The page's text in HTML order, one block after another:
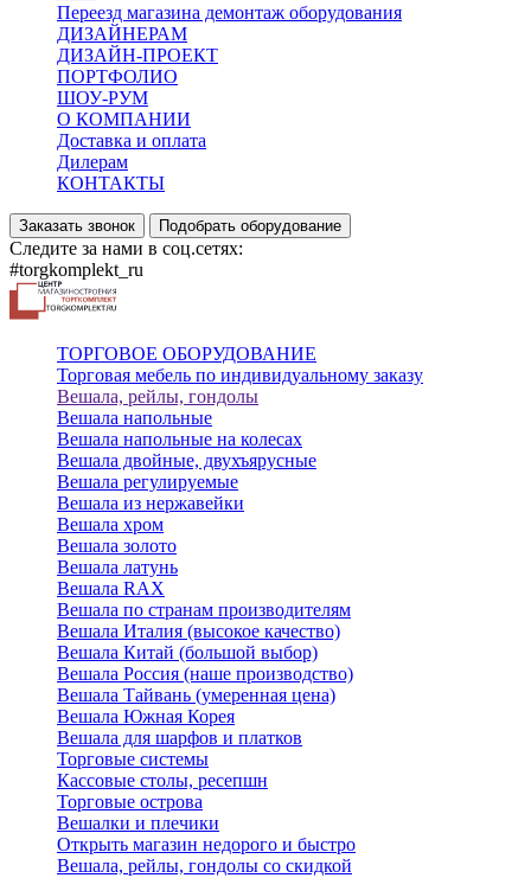
Переезд магазина демонтаж оборудования
ДИЗАЙНЕРАМ
ДИЗАЙН-ПРОЕКТ
ПОРТФОЛИО
ШОУ-РУМ
О КОМПАНИИ
Доставка и оплата
Дилерам
КОНТАКТЫ
Заказать звонок Подобрать оборудование
Следите за нами в соц.сетях:
#torgkomplekt_ru
ТОРГОВОЕ ОБОРУДОВАНИЕ
Торговая мебель по индивидуальному заказу
Вешала, рейлы, гондолы
Вешала напольные
Вешала напольные на колесах
Вешала двойные, двухъярусные
Вешала регулируемые
Вешала из нержавейки
Вешала хром
Вешала золото
Вешала латунь
Вешала RAX
Вешала по странам производителям
Вешала Италия (высокое качество)
Вешала Китай (большой выбор)
Вешала Россия (наше производство)
Вешала Тайвань (умеренная цена)
Вешала Южная Корея
Вешала для шарфов и платков
Торговые системы
Кассовые столы, ресепшн
Торговые острова
Вешалки и плечики
Открыть магазин недорого и быстро
Вешала, рейлы, гондолы со скидкой